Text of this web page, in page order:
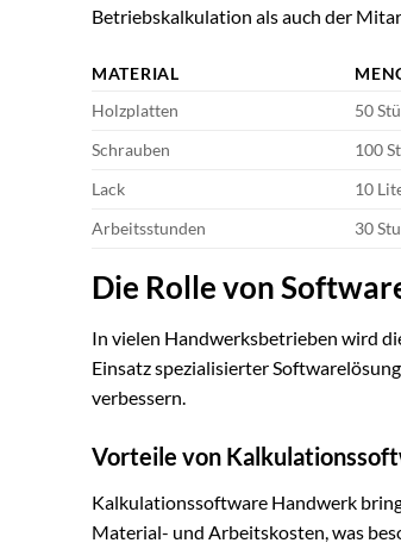
Betriebskalkulation als auch der
MATERIAL
Holzplatten
50
Schrauben
100
Lack
10
Arbeitsstunden
30
Die Rolle von
In vielen Handwerksbetrieben wird
Einsatz spezialisierter
verbessern.
Vorteile von
Kalkulationssoftware Handwerk
Material- und Arbeitskosten, was